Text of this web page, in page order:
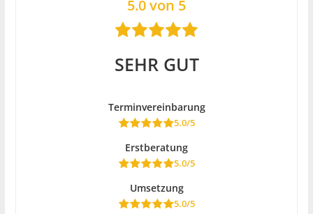
5.0 von 5
SEHR GUT
Terminvereinbarung
5.0/5
Erstberatung
5.0/5
Umsetzung
5.0/5